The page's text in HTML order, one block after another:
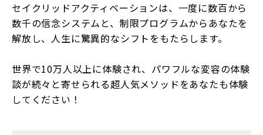
セイクリッドアクティベーションは、一度に数百から
数千の信念システムと、制限プログラムからあなたを
解放し、人生に驚異的なシフトをもたらします。
世界で10万人以上に体験され、パワフルな変容の体験
談が続々と寄せられる超人気メソッドをあなたも体験
してください！